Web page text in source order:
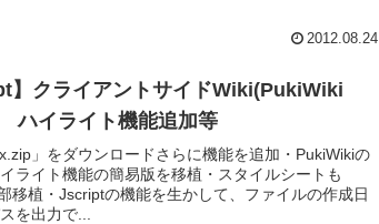
2012.08.24
】クライアントサイドWiki(PukiWiki
イライト機能追加等
」をダウンロードさらに機能を追加・PukiWikiの
ライト機能の簡易版を移植・スタイルシートも
移植・Jscriptの機能を生かして、ファイルの作成日
を出力で...